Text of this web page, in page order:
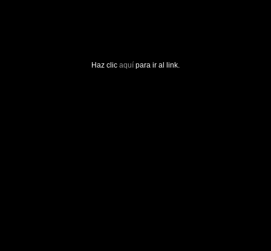
Haz clic aquí para ir al link.